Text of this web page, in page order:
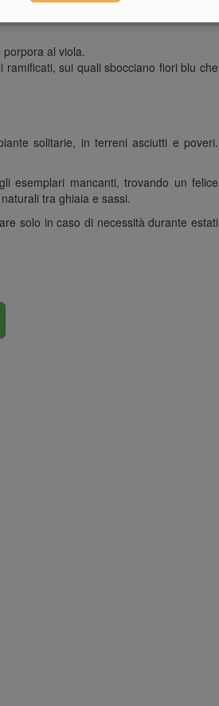
75 cm.
di color rosa intenso, che sbocciano su
al viola.
sui quali sbocciano fiori blu che
solitarie, in terreni asciutti e poveri.
esemplari mancanti, trovando un felice
tra ghiaia e sassi.
solo in caso di necessità durante estati